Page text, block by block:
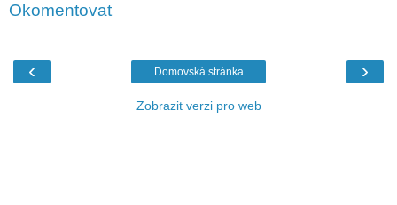
Okomentovat
‹ ›
Domovská stránka
Zobrazit verzi pro web